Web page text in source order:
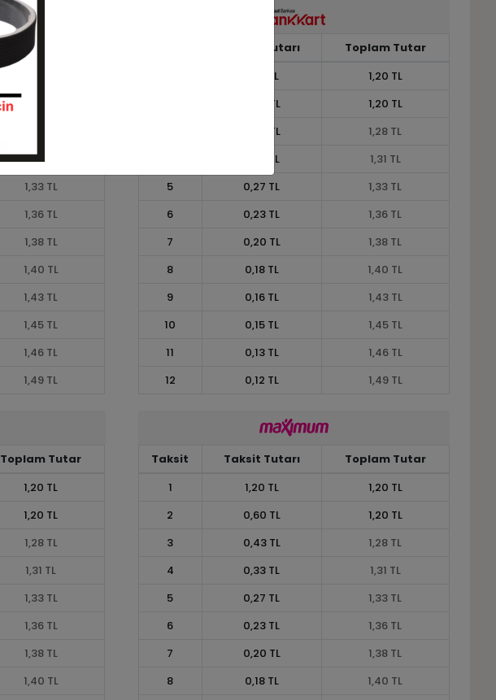
Toplam Tutar
1,31 TL
1,33 TL
1,36 TL
1,38 TL
1,40 TL
1,43 TL
1,45 TL
1,46 TL
1,49 TL
Taksit Tutarı
Toplam Tutar
1,20 TL
1,20 TL
0,60 TL
1,20 TL
0,43 TL
1,28 TL
0,33 TL
1,31 TL
5
0,27 TL
1,33 TL
6
0,23 TL
1,36 TL
7
0,20 TL
1,38 TL
8
0,18 TL
1,40 TL
9
0,16 TL
1,43 TL
10
0,15 TL
1,45 TL
11
0,13 TL
1,46 TL
12
0,12 TL 1,49 TL
Toplam Tutar
1,20 TL
1,20 TL
1,28 TL
1,31 TL
1,33 TL
1,36 TL
1,38 TL
1,40 TL
Taksit Taksit Tutarı
Toplam Tutar
1
1,20 TL
1,20 TL
2
0,60 TL
1,20 TL
3
0,43 TL
1,28 TL
4
0,33 TL
1,31 TL
5
0,27 TL
1,33 TL
6
0,23 TL
1,36 TL
7
0,20 TL
1,38 TL
8
0,18 TL
1,40 TL